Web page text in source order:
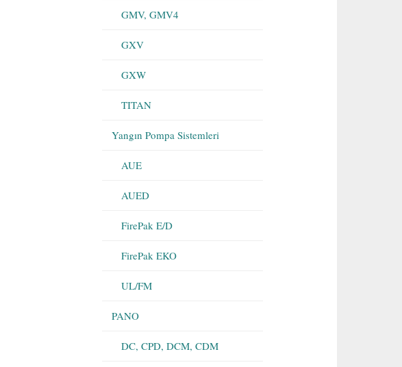
GMV, GMV4
GXV
GXW
TITAN
Yangın Pompa Sistemleri
AUE
AUED
FirePak E/D
FirePak EKO
UL/FM
PANO
DC, CPD, DCM, CDM